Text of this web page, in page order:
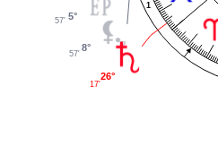
1
5°
57'
8°
57'
26°
17'